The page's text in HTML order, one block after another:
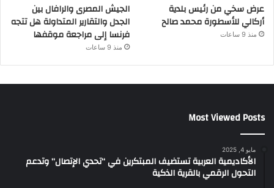
عرض سخي من رئيس بلدية
أركالي للأسطورة محمد صالح
منذ 9 ساعات
الجيش المصرى والرافال بين
الجدل والتقارير المتداولة هل تتجه
فرنسا إلى مراجعة موقفها
منذ 9 ساعات
Most Viewed Posts
مايو 4, 2025
الأكاديمية العربية تستضيف المبتكرين في “تحدي الإتصال” وتدعم
التحول الرقمي بالقرية الذكية